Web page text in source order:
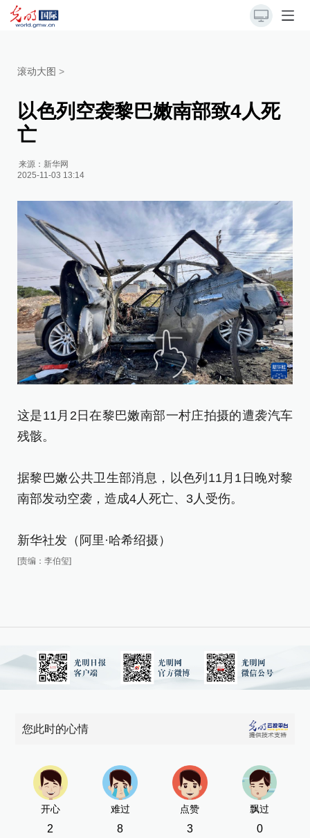
滚动大图 >
以色列空袭黎巴嫩南部致4人死
亡
来源： 新华网
2025-11-03 13:14
这是11月2日在黎巴嫩南部一村庄拍摄的遭袭汽车
残骸。
据黎巴嫩公共卫生部消息，以色列11月1日晚对黎
南部发动空袭，造成4人死亡、3人受伤。
新华社发（阿里·哈希绍摄）
[责编：李伯玺]
您此时的心情
开心
2
难过
8
点赞
3
飘过
0